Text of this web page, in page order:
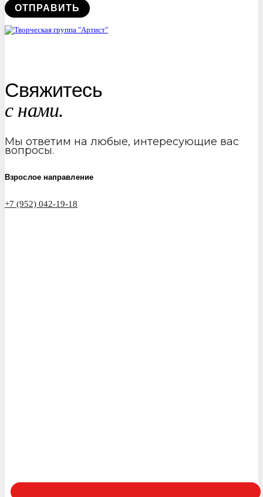
Свяжитесь
с нами.
Мы ответим на любые, интересующие вас
вопросы.
Взрослое направление
+7 (952) 042-19-18